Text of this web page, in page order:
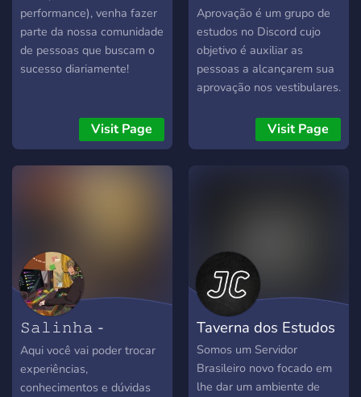
performance), venha fazer
parte da nossa comunidade
de pessoas que buscam o
sucesso diariamente!
Visit Page
Aprovação é um grupo de
estudos no Discord cujo
objetivo é auxiliar as
pessoas a alcançarem sua
aprovação nos vestibulares.
encontram um ambiente
colaborativo e motivador,
um forte senso de apoio
mútuo, com ênfase na
motivação e superação de
desafios. O respeito mútuo,
colaboração, organização e
concentração no tema são
normas importantes a
serem seguidas. O servidor
Visit Page
𝚂𝚊𝚕𝚒𝚗𝚑𝚊 -
𝚎𝚜𝚝𝚞𝚍𝚘𝚜
Aqui você vai poder trocar
experiências,
conhecimentos e dúvidas
Taverna dos Estudos
Somos um Servidor
Brasileiro novo focado em
lhe dar um ambiente de